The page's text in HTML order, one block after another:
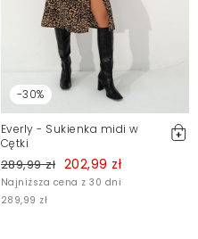
-30%
Everly - Sukienka midi w
Cętki
289,99 zł 202,99 zł
Najniższa cena z 30 dni
289,99 zł